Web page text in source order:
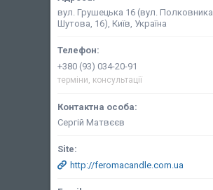
вул. Грушецька 16 (вул. Полковника
Шутова, 16), Київ, Україна
+380 (93) 034-20-91
терміни, консультації
Сергій Матвєєв
http://feromacandle.com.ua